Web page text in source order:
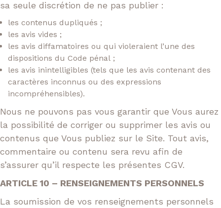
sa seule discrétion de ne pas publier :
les contenus dupliqués ;
les avis vides ;
les avis diffamatoires ou qui violeraient l’une des
dispositions du Code pénal ;
les avis inintelligibles (tels que les avis contenant des
caractères inconnus ou des expressions
incompréhensibles).
Nous ne pouvons pas vous garantir que Vous aurez
la possibilité de corriger ou supprimer les avis ou
contenus que Vous publiez sur le Site. Tout avis,
commentaire ou contenu sera revu afin de
s’assurer qu’il respecte les présentes CGV.
ARTICLE 10 – RENSEIGNEMENTS PERSONNELS
La soumission de vos renseignements personnels